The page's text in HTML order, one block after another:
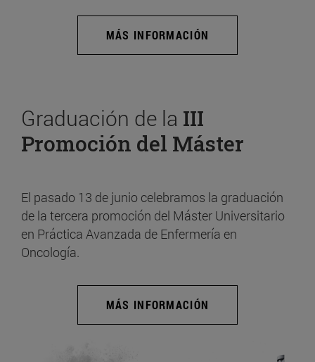
MÁS INFORMACIÓN
Graduación de la III
Promoción del Máster
El pasado 13 de junio celebramos la graduación
de la tercera promoción del Máster Universitario
en Práctica Avanzada de Enfermería en
Oncología.
MÁS INFORMACIÓN